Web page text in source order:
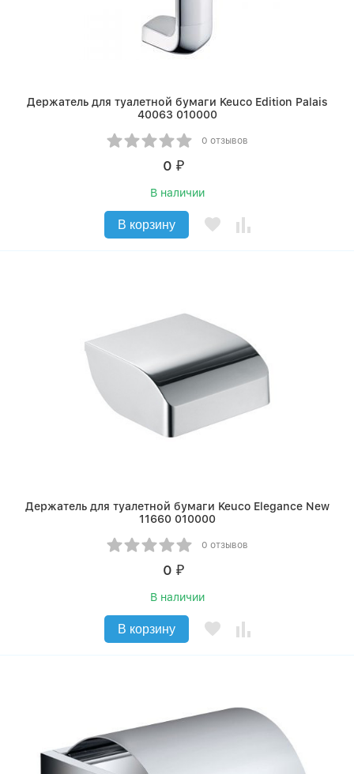
Держатель для туалетной бумаги Keuco Edition Palais
40063 010000
0 отзывов
0 ₽
В наличии
В корзину
Держатель для туалетной бумаги Keuco Elegance New
11660 010000
0 отзывов
0 ₽
В наличии
В корзину